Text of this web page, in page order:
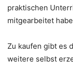
praktischen
mitgearbeitet
Zu kaufen gibt es
weitere selbst